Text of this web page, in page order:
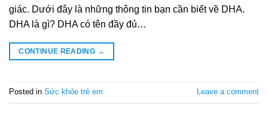
giác. Dưới đây là những thông tin bạn cần biết về DHA.
DHA là gì? DHA có tên đầy đủ…
CONTINUE READING →
Posted in Sức khỏe trẻ em Leave a comment